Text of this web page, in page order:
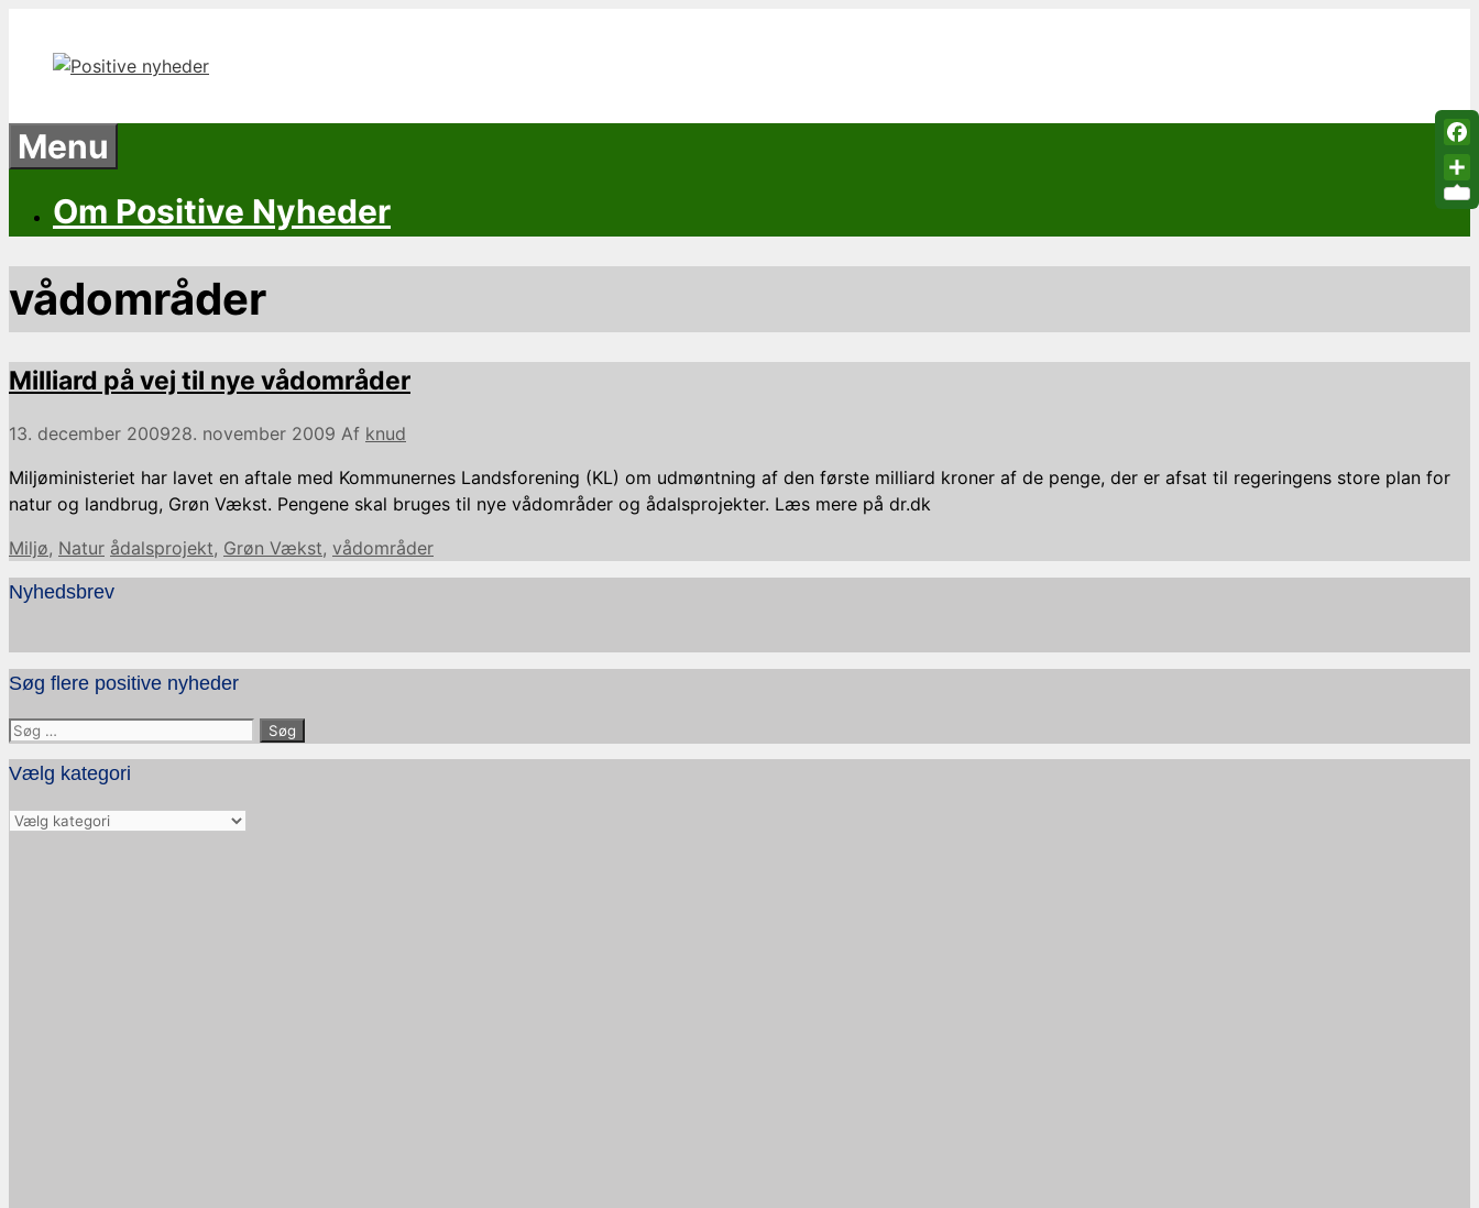
indhold
Menu
Om Positive Nyheder
vådområder
Milliard på vej til nye vådområder
13. december 200928. november 2009 Af knud
Miljøministeriet har lavet en aftale med Kommunernes Landsforening (KL) om udmøntning af den første milliard kroner af de penge, der er afsat til regeringens store plan for
natur og landbrug, Grøn Vækst. Pengene skal bruges til nye vådområder og ådalsprojekter. Læs mere på dr.dk
Kategorier
Miljø, Natur Tags
ådalsprojekt, Grøn Vækst, vådområder
Nyhedsbrev
Søg flere positive nyheder
Søg
efter:
Vælg kategori
Vælg